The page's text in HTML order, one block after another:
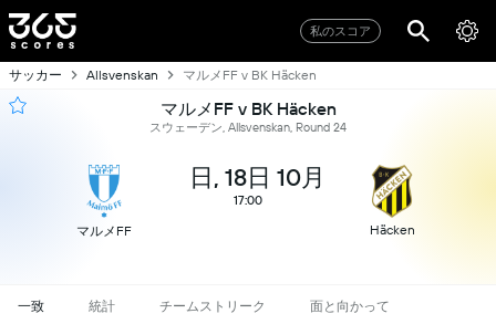
私のスコア
サッカー Allsvenskan マルメFF v BK Häcken
マルメFF v BK Häcken
スウェーデン, Allsvenskan, Round 24
マルメFF
日, 18日 10月
17:00
Häcken
一致 統計 チームストリーク 面と向かって